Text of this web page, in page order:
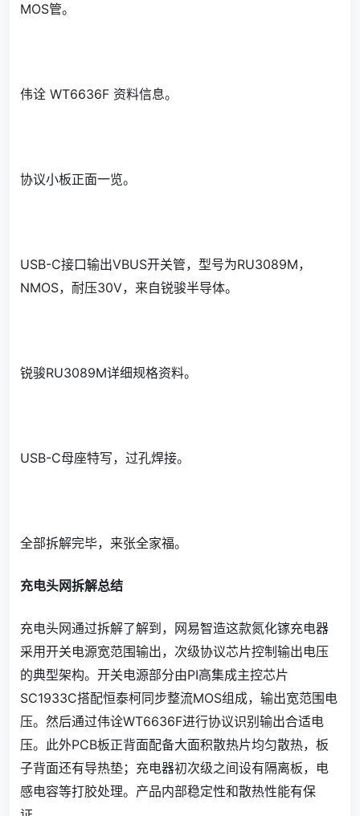
MOS管。
伟诠 WT6636F 资料信息。
协议小板正面一览。
USB-C接口输出VBUS开关管，型号为RU3089M，
NMOS，耐压30V，来自锐骏半导体。
锐骏RU3089M详细规格资料。
USB-C母座特写，过孔焊接。
全部拆解完毕，来张全家福。
充电头网拆解总结
充电头网通过拆解了解到，网易智造这款氮化镓充电器
采用开关电源宽范围输出，次级协议芯片控制输出电压
的典型架构。开关电源部分由PI高集成主控芯片
SC1933C搭配恒泰柯同步整流MOS组成，输出宽范围电
压。然后通过伟诠WT6636F进行协议识别输出合适电
压。此外PCB板正背面配备大面积散热片均匀散热，板
子背面还有导热垫；充电器初次级之间设有隔离板，电
感电容等打胶处理。产品内部稳定性和散热性能有保